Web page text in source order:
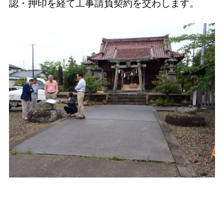
認・押印を経て工事請負契約を交わします。